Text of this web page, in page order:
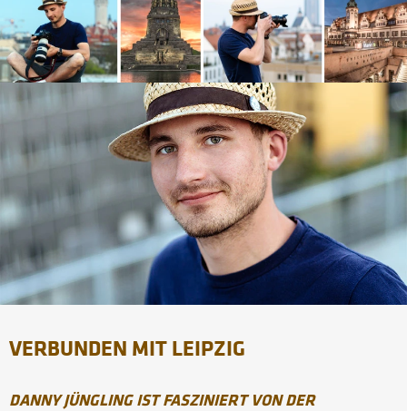
VERBUNDEN MIT LEIPZIG
DANNY JÜNGLING IST FASZINIERT VON DER